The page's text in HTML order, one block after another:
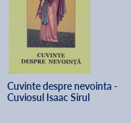
Cuvinte despre nevointa -
Cuviosul Isaac Sirul